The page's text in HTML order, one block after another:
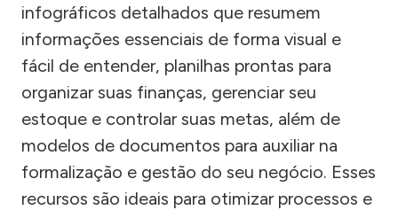
infográficos detalhados que resumem
informações essenciais de forma visual e
fácil de entender, planilhas prontas para
organizar suas finanças, gerenciar seu
estoque e controlar suas metas, além de
modelos de documentos para auxiliar na
formalização e gestão do seu negócio. Esses
recursos são ideais para otimizar processos e